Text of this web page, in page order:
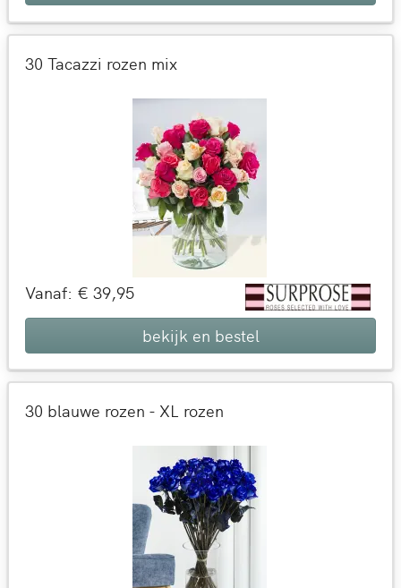
30 Tacazzi rozen mix
Vanaf: € 39,95
bekijk en bestel
30 blauwe rozen - XL rozen